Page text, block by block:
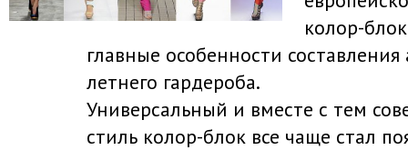
колор-
главные особенности составления
летнего гардероба.
Универсальный и вместе с тем
стиль колор-блок все чаще стал